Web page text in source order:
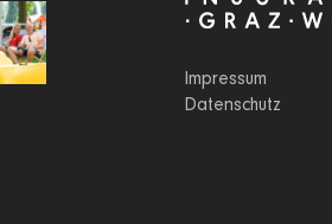
Impressum
Datenschutz